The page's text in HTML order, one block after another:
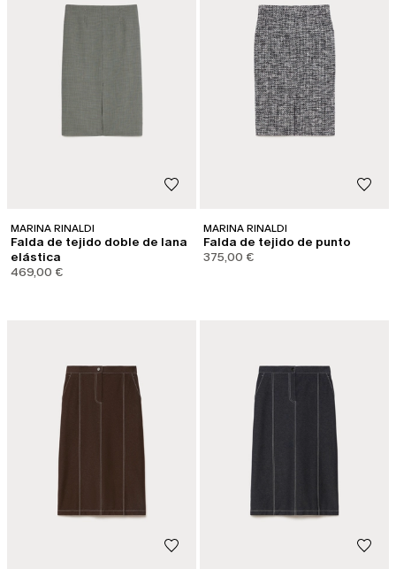
MARINA RINALDI
Falda de tejido doble de lana
elástica
469,00 €
MARINA RINALDI
Falda de tejido de punto
375,00 €